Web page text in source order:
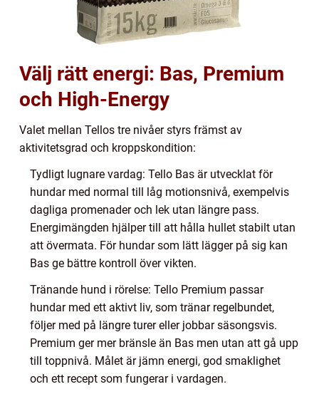
Välj rätt energi: Bas, Premium
och High-Energy
Valet mellan Tellos tre nivåer styrs främst av
aktivitetsgrad och kroppskondition:
Tydligt lugnare vardag: Tello Bas är utvecklat för
hundar med normal till låg motionsnivå, exempelvis
dagliga promenader och lek utan längre pass.
Energimängden hjälper till att hålla hullet stabilt utan
att övermata. För hundar som lätt lägger på sig kan
Bas ge bättre kontroll över vikten.
Tränande hund i rörelse: Tello Premium passar
hundar med ett aktivt liv, som tränar regelbundet,
följer med på längre turer eller jobbar säsongsvis.
Premium ger mer bränsle än Bas men utan att gå upp
till toppnivå. Målet är jämn energi, god smaklighet
och ett recept som fungerar i vardagen.